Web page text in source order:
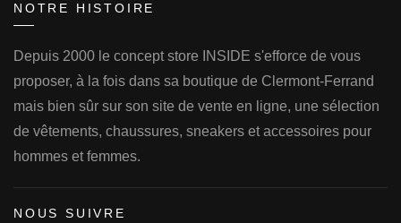
NOTRE HISTOIRE
Depuis 2000 le concept store INSIDE s'efforce de vous
proposer, à la fois dans sa boutique de Clermont-Ferrand
mais bien sûr sur son site de vente en ligne, une sélection
de vêtements, chaussures, sneakers et accessoires pour
hommes et femmes.
NOUS SUIVRE